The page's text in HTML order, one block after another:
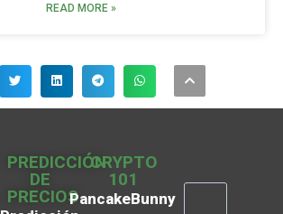
READ MORE »
PREDICCIÓN
DE
PRECIOS
CRYPTO
101
PancakeBunny